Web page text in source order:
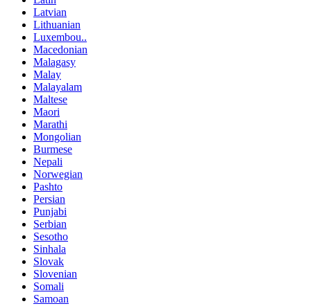
Latvian
Lithuanian
Luxembou..
Macedonian
Malagasy
Malay
Malayalam
Maltese
Maori
Marathi
Mongolian
Burmese
Nepali
Norwegian
Pashto
Persian
Punjabi
Serbian
Sesotho
Sinhala
Slovak
Slovenian
Somali
Samoan